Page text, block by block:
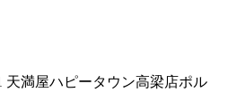
天満屋ハピータウン高梁店ポル